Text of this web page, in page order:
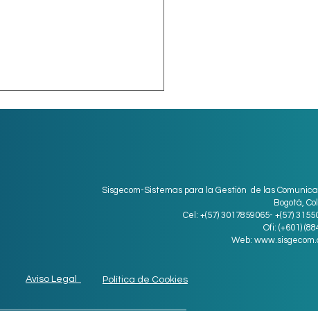
Sisgecom-Sistemas para la Gestión de las
Bogotá,
Cel: +(57) 3017859065- +(57)
Ofi: (+601)
Web:
Aviso Legal Política de Cookies